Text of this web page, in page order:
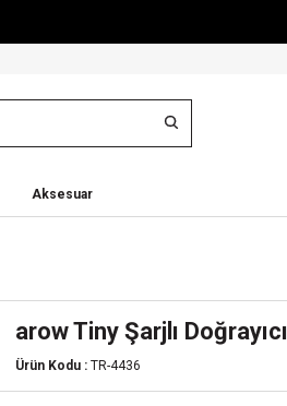
Aksesuar
arow Tiny Şarjlı Doğrayıcı
Ürün Kodu : TR-4436